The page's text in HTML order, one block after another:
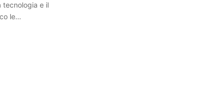
tecnologia e il
le…